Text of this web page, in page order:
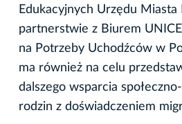
Edukacyjnych Urzędu Miasta
partnerstwie z Biurem
na Potrzeby Uchodźców w
ma również na celu
dalszego wsparcia
rodzin z doświadczeniem